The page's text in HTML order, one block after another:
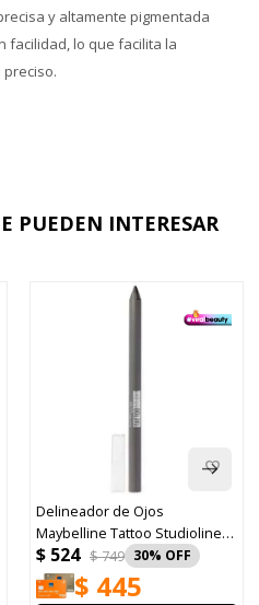
y altamente pigmentada
facilidad, lo que facilita la
PUEDEN INTERESAR
Delineador Líquido
Paris Haute Precision
$768 $ 1.099
$